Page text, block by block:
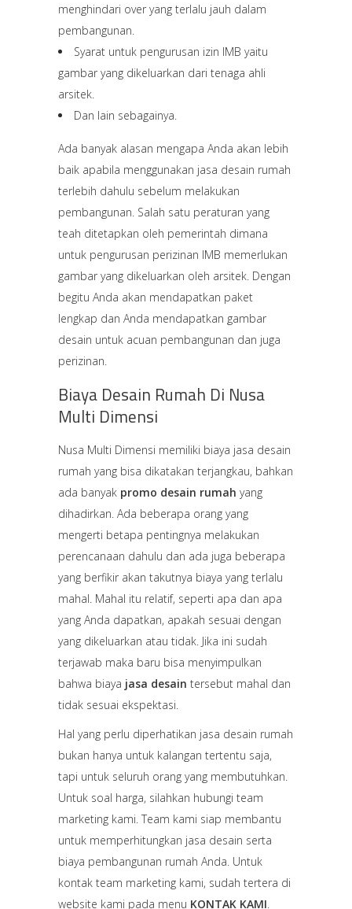
menghindari over yang terlalu jauh dalam
pembangunan.
Syarat untuk pengurusan izin IMB yaitu
gambar yang dikeluarkan dari tenaga ahli
arsitek.
Dan lain sebagainya.
Ada banyak alasan mengapa Anda akan lebih
baik apabila menggunakan jasa desain rumah
terlebih dahulu sebelum melakukan
pembangunan. Salah satu peraturan yang
teah ditetapkan oleh pemerintah dimana
untuk pengurusan perizinan IMB memerlukan
gambar yang dikeluarkan oleh arsitek. Dengan
begitu Anda akan mendapatkan paket
lengkap dan Anda mendapatkan gambar
desain untuk acuan pembangunan dan juga
perizinan.
Biaya Desain Rumah Di Nusa
Multi Dimensi
Nusa Multi Dimensi memiliki biaya jasa desain
rumah yang bisa dikatakan terjangkau, bahkan
ada banyak promo desain rumah yang
dihadirkan. Ada beberapa orang yang
mengerti betapa pentingnya melakukan
perencanaan dahulu dan ada juga beberapa
yang berfikir akan takutnya biaya yang terlalu
mahal. Mahal itu relatif, seperti apa dan apa
yang Anda dapatkan, apakah sesuai dengan
yang dikeluarkan atau tidak. Jika ini sudah
terjawab maka baru bisa menyimpulkan
bahwa biaya jasa desain tersebut mahal dan
tidak sesuai ekspektasi.
Hal yang perlu diperhatikan jasa desain rumah
bukan hanya untuk kalangan tertentu saja,
tapi untuk seluruh orang yang membutuhkan.
Untuk soal harga, silahkan hubungi team
marketing kami. Team kami siap membantu
untuk memperhitungkan jasa desain serta
biaya pembangunan rumah Anda. Untuk
kontak team marketing kami, sudah tertera di
website kami pada menu KONTAK KAMI